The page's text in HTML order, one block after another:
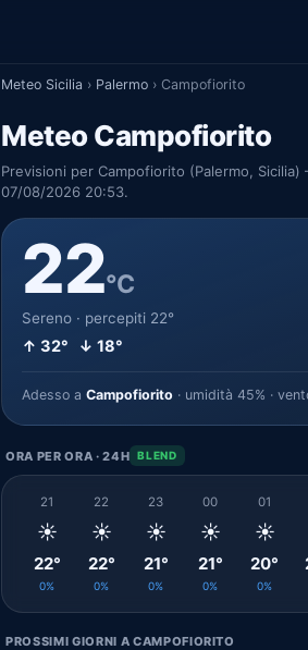
Meteo Sicilia › Palermo › Campofiorito
Meteo Campofiorito
Previsioni per Campofiorito (Palermo,
07/08/2026 20:53.
22°C
Sereno · percepiti 22°
↑ 32° ↓ 18°
Adesso a Campofiorito · umidità 45% ·
ORA PER ORA · 24H BLEND
21
☀️
22°
0%
22
☀️
22°
0%
23
☀️
21°
0%
00
☀️
21°
0%
01
☀️
20°
0%
PROSSIMI GIORNI A CAMPOFIORITO